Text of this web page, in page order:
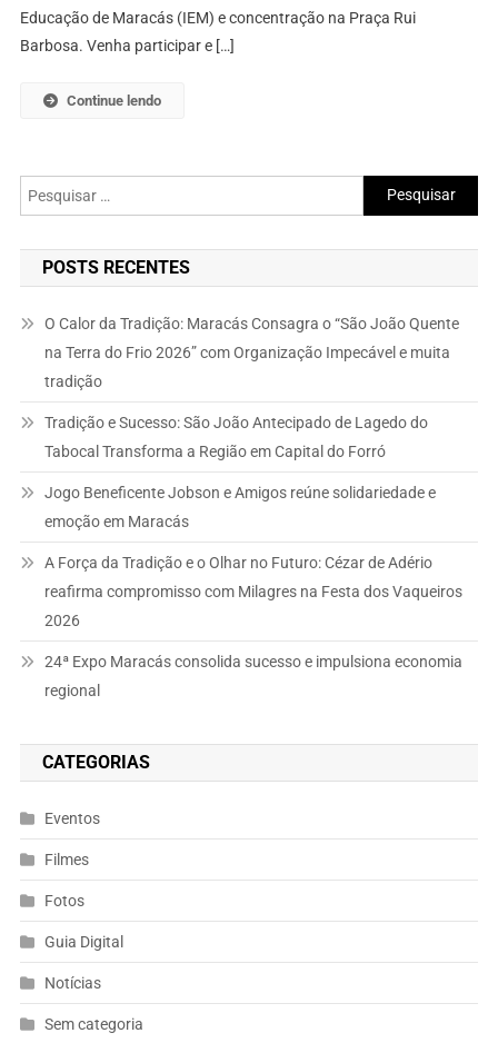
Pessoa
Idosa
Educação de Maracás (IEM) e concentração na Praça Rui
Barbosa. Venha participar e […]
Continue lendo
Pesquisar
por:
POSTS RECENTES
O Calor da Tradição: Maracás Consagra o “São João Quente
na Terra do Frio 2026” com Organização Impecável e muita
tradição
Tradição e Sucesso: São João Antecipado de Lagedo do
Tabocal Transforma a Região em Capital do Forró
Jogo Beneficente Jobson e Amigos reúne solidariedade e
emoção em Maracás
A Força da Tradição e o Olhar no Futuro: Cézar de Adério
reafirma compromisso com Milagres na Festa dos Vaqueiros
2026
24ª Expo Maracás consolida sucesso e impulsiona economia
regional
CATEGORIAS
Eventos
Filmes
Fotos
Guia Digital
Notícias
Sem categoria